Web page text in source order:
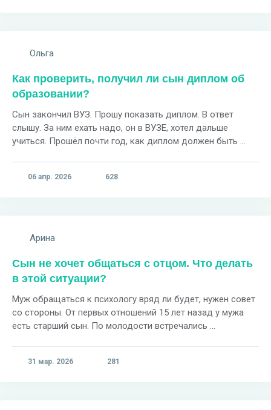
Ольга
Как проверить, получил ли сын диплом об
образовании?
Сын закончил ВУЗ. Прошу показать диплом. В ответ
слышу. За ним ехать надо, он в ВУЗЕ, хотел дальше
учиться. Прошёл почти год, как диплом должен быть ...
06 апр. 2026 628
Арина
Сын не хочет общаться с отцом. Что делать
в этой ситуации?
Муж обращаться к психологу вряд ли будет, нужен совет
со стороны. От первых отношений 15 лет назад у мужа
есть старший сын. По молодости встречались ...
31 мар. 2026 281